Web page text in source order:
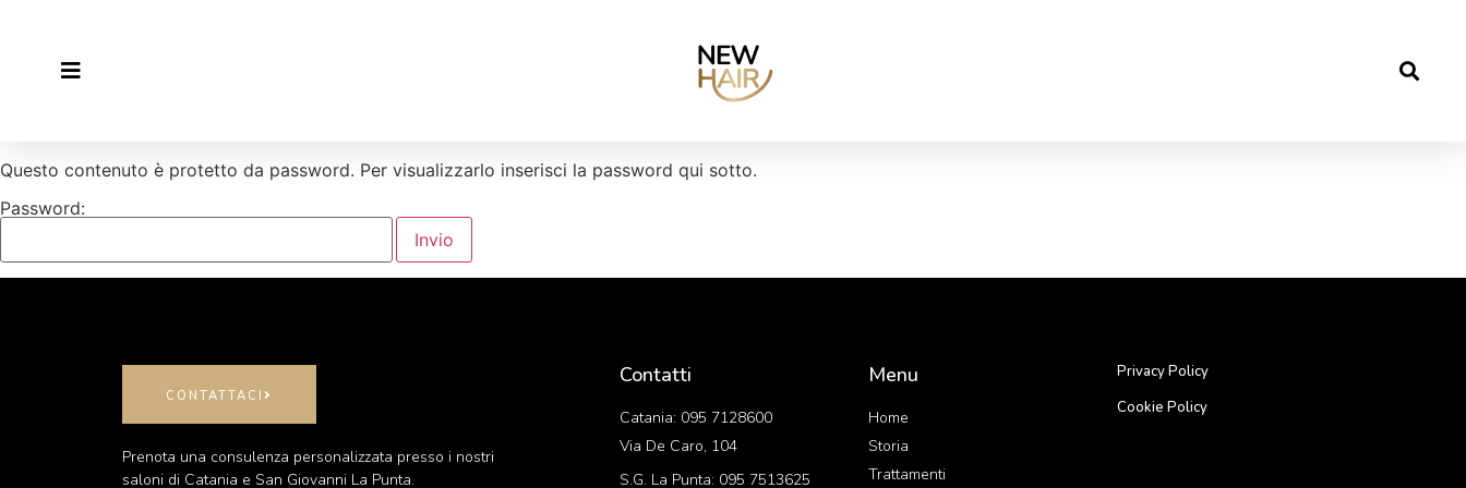
Questo contenuto è protetto da password. Per visualizzarlo inserisci la password qui sotto.
Password:
CONTATTACI
Prenota una consulenza personalizzata presso i nostri
saloni di Catania e San Giovanni La Punta.
Contatti
Catania: 095 7128600
Via De Caro, 104
S.G. La Punta: 095 7513625
Menu
Home
Storia
Trattamenti
Privacy Policy
Cookie Policy